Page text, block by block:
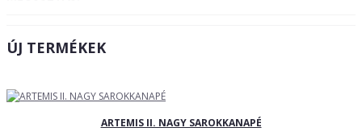
ÚJ TERMÉKEK
ARTEMIS II. NAGY SAROKKANAPÉ